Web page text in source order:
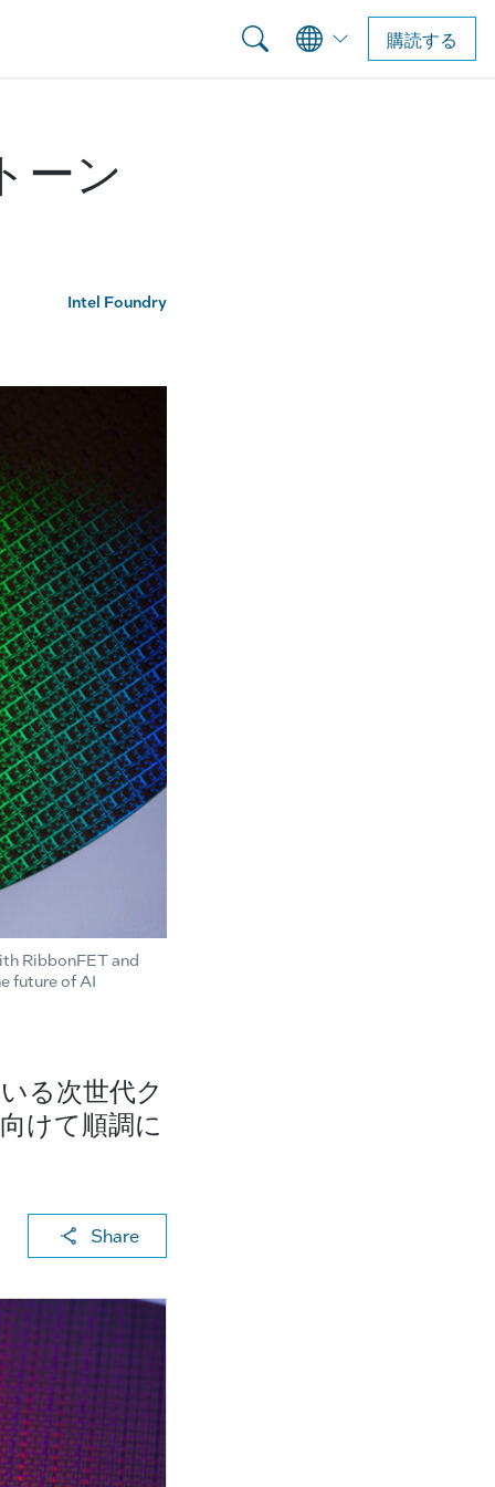
購読する
ーン
Intel Foundry
RibbonFET and
future of AI
る次世代ク
けて順調に
Share
X
a
c
o